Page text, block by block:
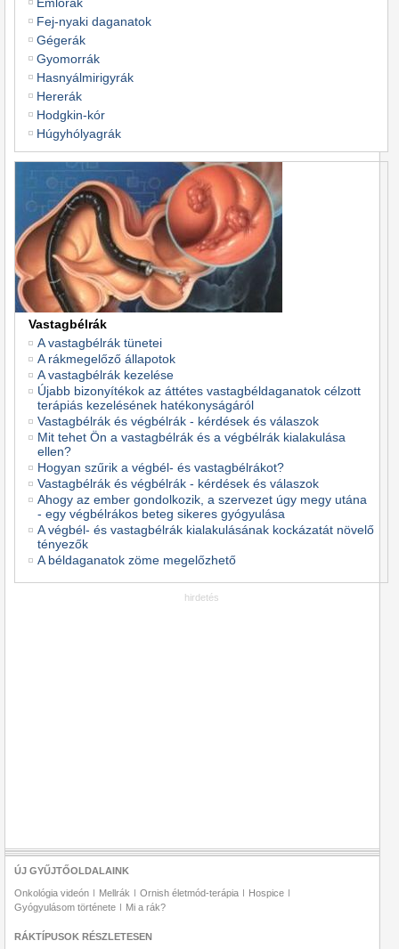
Fej-nyaki daganatok
Gégerák
Gyomorrák
Hasnyálmirigyrák
Hererák
Hodgkin-kór
Húgyhólyagrák
Vastagbélrák
A vastagbélrák tünetei
A rákmegelőző állapotok
A vastagbélrák kezelése
Újabb bizonyítékok az áttétes vastagbéldaganatok célzott
terápiás kezelésének hatékonyságáról
Vastagbélrák és végbélrák - kérdések és válaszok
Mit tehet Ön a vastagbélrák és a végbélrák kialakulása
ellen?
Hogyan szűrik a végbél- és vastagbélrákot?
Vastagbélrák és végbélrák - kérdések és válaszok
Ahogy az ember gondolkozik, a szervezet úgy megy utána
- egy végbélrákos beteg sikeres gyógyulása
A végbél- és vastagbélrák kialakulásának kockázatát növelő
tényezők
A béldaganatok zöme megelőzhető
hirdetés
ÚJ GYŰJTŐOLDALAINK
Onkológia videón Mellrák Ornish életmód-terápia
Hospice
Gyógyulásom története
Mi a rák?
RÁKTÍPUSOK RÉSZLETESEN